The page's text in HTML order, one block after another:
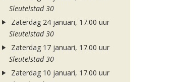
Sleutelstad 30
Zaterdag 24 januari, 17.00 uur
Sleutelstad 30
Zaterdag 17 januari, 17.00 uur
Sleutelstad 30
Zaterdag 10 januari, 17.00 uur